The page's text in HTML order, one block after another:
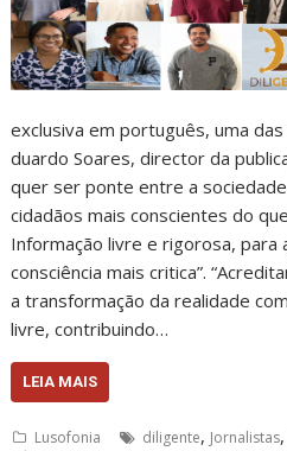
exclusiva em português, uma
duardo Soares, director da
quer ser ponte entre a
cidadãos mais conscientes do
Informação livre e rigorosa, para
consciência mais critica”.
a transformação da realidade
livre, contribuindo…
LEIA MAIS
Lusofonia diligente, Jornalistas,